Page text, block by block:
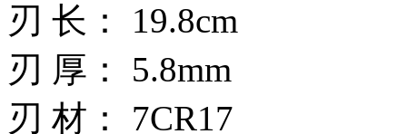
刃 长： 19.8cm
刃 厚： 5.8mm
刃 材： 7CR17